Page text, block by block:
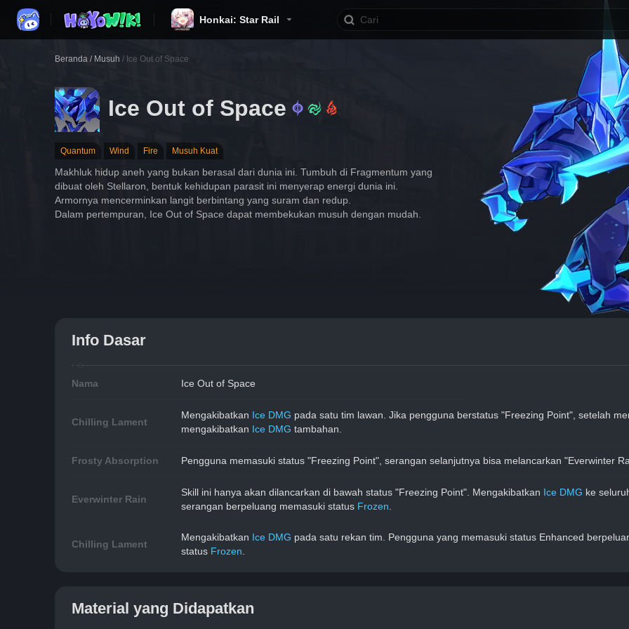
Honkai: Star Rail
Beranda / Musuh / Ice Out of Space
Ice Out of Space
Quantum Wind Fire Musuh Kuat
Makhluk hidup aneh yang bukan berasal dari dunia ini. Tumbuh di Fragmentum yang
dibuat oleh Stellaron, bentuk kehidupan parasit ini menyerap energi dunia ini.
Armornya mencerminkan langit berbintang yang suram dan redup.
Dalam pertempuran, Ice Out of Space dapat membekukan musuh dengan mudah.
Info Dasar
Nama Ice Out of Space
Chilling Lament
Mengakibatkan Ice DMG pada satu tim lawan. Jika pengguna berstatus "Freezing Point", setelah
mengakibatkan Ice DMG tambahan.
Frosty Absorption Pengguna memasuki status "Freezing Point", serangan selanjutnya bisa melancarkan "Everwinter
Everwinter Rain
Skill ini hanya akan dilancarkan di bawah status "Freezing Point". Mengakibatkan Ice DMG ke
serangan berpeluang memasuki status Frozen
Chilling Lament
Mengakibatkan Ice DMG pada satu rekan tim. Pengguna yang memasuki status Enhanced
status Frozen
Material yang Didapatkan